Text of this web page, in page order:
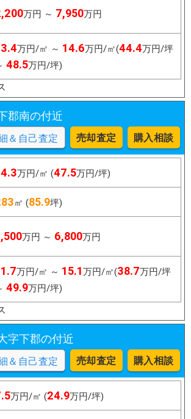
万円 ～ 7,950万円
万円/㎡ ～ 14.6万円/㎡(44.4万円/坪
48.5万円/坪)
郡南の付近
＆自己査定 売却査定 購入相談
万円/㎡ (47.5万円/坪)
㎡ (85.9坪)
万円 ～ 6,800万円
万円/㎡ ～ 15.1万円/㎡(38.7万円/坪
49.9万円/坪)
字下郡の付近
＆自己査定 売却査定 購入相談
万円/㎡ (24.9万円/坪)